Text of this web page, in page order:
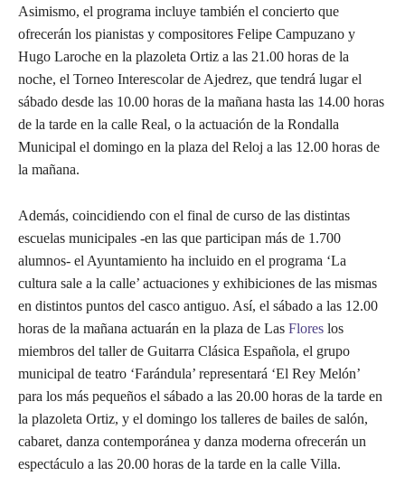
Asimismo, el programa incluye también el concierto que
ofrecerán los pianistas y compositores Felipe Campuzano y
Hugo Laroche en la plazoleta Ortiz a las 21.00 horas de la
noche, el Torneo Interescolar de Ajedrez, que tendrá lugar el
sábado desde las 10.00 horas de la mañana hasta las 14.00 horas
de la tarde en la calle Real, o la actuación de la Rondalla
Municipal el domingo en la plaza del Reloj a las 12.00 horas de
la mañana.
Además, coincidiendo con el final de curso de las distintas
escuelas municipales -en las que participan más de 1.700
alumnos- el Ayuntamiento ha incluido en el programa ‘La
cultura sale a la calle’ actuaciones y exhibiciones de las mismas
en distintos puntos del casco antiguo. Así, el sábado a las 12.00
horas de la mañana actuarán en la plaza de Las Flores los
miembros del taller de Guitarra Clásica Española, el grupo
municipal de teatro ‘Farándula’ representará ‘El Rey Melón’
para los más pequeños el sábado a las 20.00 horas de la tarde en
la plazoleta Ortiz, y el domingo los talleres de bailes de salón,
cabaret, danza contemporánea y danza moderna ofrecerán un
espectáculo a las 20.00 horas de la tarde en la calle Villa.